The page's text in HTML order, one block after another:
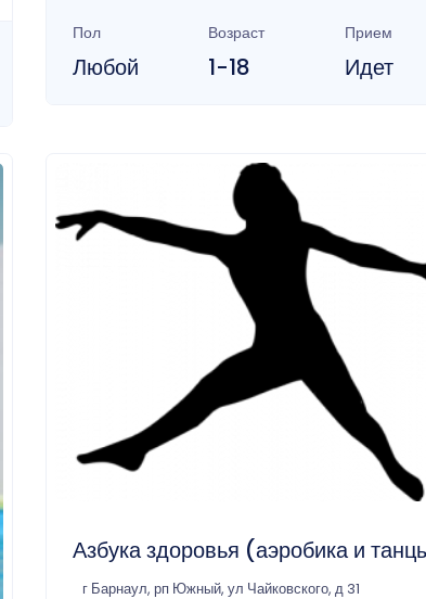
Пол
Любой
Возраст
1-18
Прием
Идет
Азбука здоровья (аэробика и
г Барнаул, рп Южный, ул Чайковского, д 31